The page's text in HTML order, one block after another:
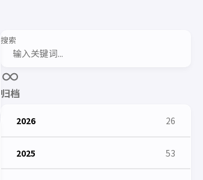
搜索
归档
2026 26
2025 53